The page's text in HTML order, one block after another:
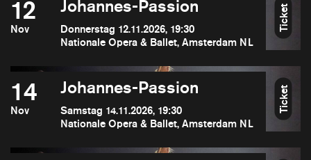
12
Nov
Johannes-Passion
Donnerstag 12.11.2026, 19:30
Nationale Opera & Ballet, Amsterdam NL
Ticket
14
Nov
Johannes-Passion
Samstag 14.11.2026, 19:30
Nationale Opera & Ballet, Amsterdam NL
Ticket